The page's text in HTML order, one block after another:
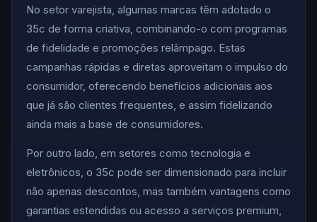
No setor varejista, algumas marcas têm adotado o
35c de forma criativa, combinando-o com programas
de fidelidade e promoções relâmpago. Estas
campanhas rápidas e diretas aproveitam o impulso do
consumidor, oferecendo benefícios adicionais aos
que já são clientes frequentes, e assim fidelizando
ainda mais a base de consumidores.
Por outro lado, em setores como tecnologia e
eletrônicos, o 35c pode ser dimensionado para incluir
não apenas descontos, mas também vantagens como
garantias estendidas ou acesso a serviços premium,